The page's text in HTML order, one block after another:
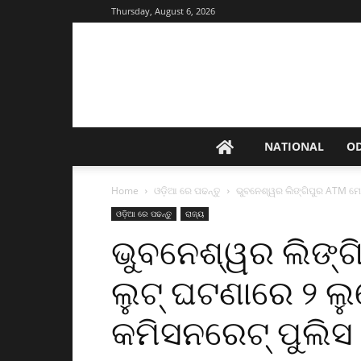
Thursday, August 6, 2026
NATIONAL
Home ଓଡ଼ିଆ ରେ ପଢନ୍ତୁ ଭୁବନେଶ୍ୱର ଲିଙ୍ଗିପୁର ATM
ଓଡ଼ିଆ ରେ ପଢନ୍ତୁ ରାଜ୍ୟ
ଭୁବନେଶ୍ୱର
ଲୁଟ୍‌ ଘଟଣାରେ ୨
କମିସନରେଟ୍ ପୁଲିସ